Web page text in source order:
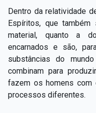
Dentro da relatividade
Espíritos, que também
material, quanto a
encarnados e são,
substâncias do
combinam para
fazem os homens com
processos diferentes.